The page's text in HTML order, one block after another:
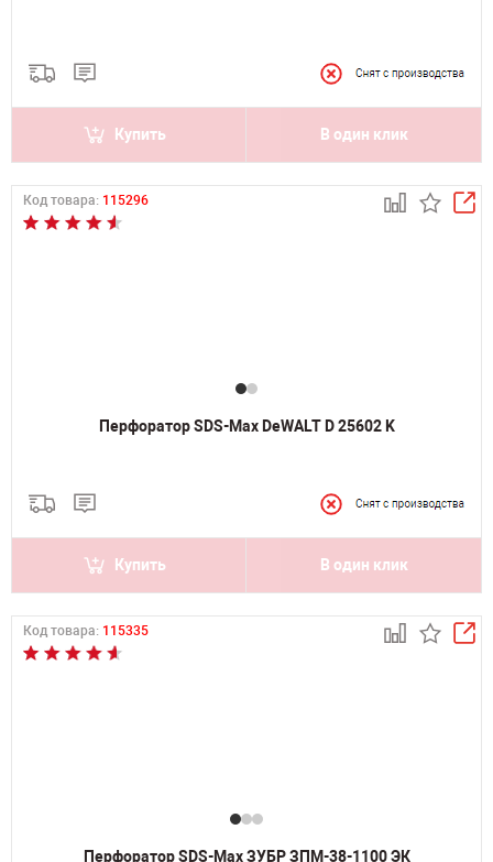
Купить В один клик
Код товара: 115296
Перфоратор SDS-Max DeWALT D 25602 K
Купить В один клик
Код товара: 115335
Перфоратор SDS-Max ЗУБР ЗПМ-38-1100 ЭК